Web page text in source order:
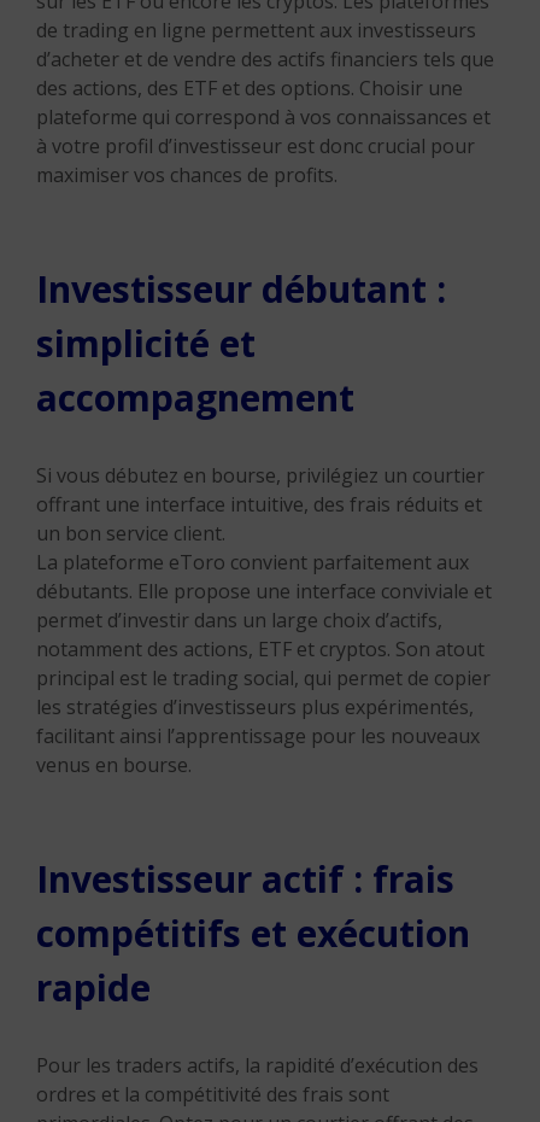
de trading en ligne permettent aux investisseurs
d’acheter et de vendre des actifs financiers tels que
des actions, des ETF et des options. Choisir une
plateforme qui correspond à vos connaissances et
à votre profil d’investisseur est donc crucial pour
maximiser vos chances de profits.
Investisseur débutant :
simplicité et
accompagnement
Si vous débutez en bourse, privilégiez un courtier
offrant une interface intuitive, des frais réduits et
un bon service client.
La plateforme eToro convient parfaitement aux
débutants. Elle propose une interface conviviale et
permet d’investir dans un large choix d’actifs,
notamment des actions, ETF et cryptos. Son atout
principal est le trading social, qui permet de copier
les stratégies d’investisseurs plus expérimentés,
facilitant ainsi l’apprentissage pour les nouveaux
venus en bourse.
Investisseur actif : frais
compétitifs et exécution
rapide
Pour les traders actifs, la rapidité d’exécution des
ordres et la compétitivité des frais sont